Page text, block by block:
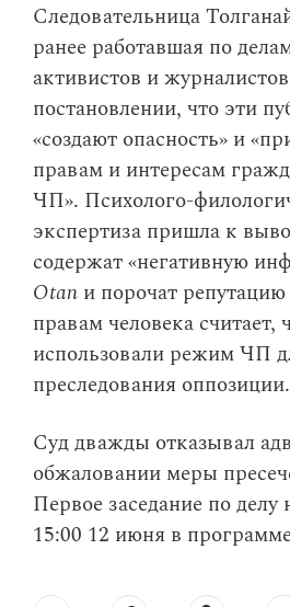
Следовательница
ранее работавшая по
активистов и
постановлении, что эти
«создают опасность» и
правам и интересам
ЧП». Психолого-
экспертиза пришла к
содержат «негативную
Otan и порочат
правам человека считает,
использовали режим ЧП
преследования оппозиции.
Суд дважды отказывал
обжаловании меры
Первое заседание по делу
15:00 12 июня в